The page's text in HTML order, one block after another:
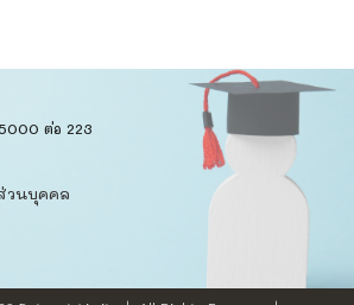
ต่อ 223
วนบุคคล​